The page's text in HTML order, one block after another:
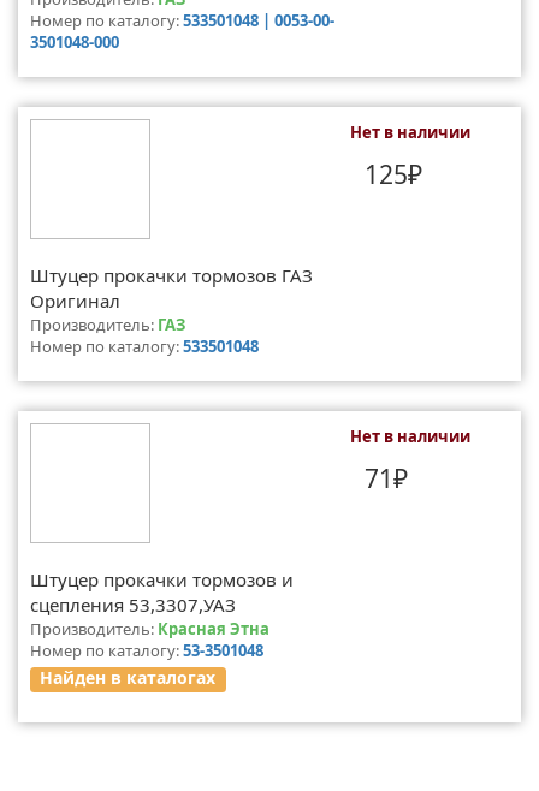
Номер по каталогу:533501048 | 0053-00-
3501048-000
Нет в наличии
125₽
Штуцер прокачки тормозов ГАЗ
Оригинал
Производитель: ГАЗ
Номер по каталогу:533501048
Нет в наличии
71₽
Штуцер прокачки тормозов и
сцепления 53,3307,УАЗ
Производитель: Красная Этна
Номер по каталогу:53-3501048
Найден в каталогах